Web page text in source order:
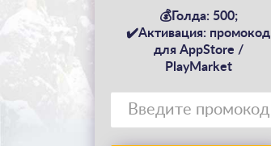
💰Голда: 500;
✔️Активация: промокод
для AppStore /
PlayMarket